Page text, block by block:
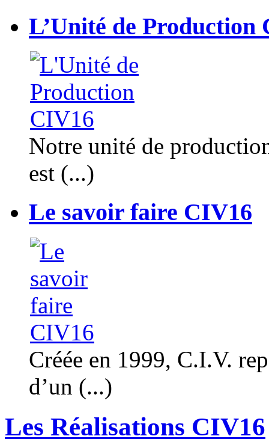
L’Unité de Production
Notre unité de
est (...)
Le savoir faire CIV16
Créée en 1999, C.I.V.
d’un (...)
Les Réalisations CIV16